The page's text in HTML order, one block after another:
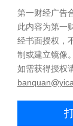
第一财经广告
此内容为第一
经书面授权，
制或建立镜像
如需获得授权